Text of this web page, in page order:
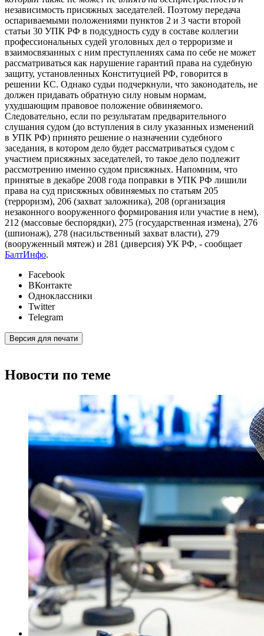
независимость присяжных заседателей. Поэтому передача
оспариваемыми положениями пунктов 2 и 3 части второй
статьи 30 УПК РФ в подсудность суду в составе коллегии
профессиональных судей уголовных дел о терроризме и
взаимосвязанных с ним преступлениях сама по себе не может
рассматриваться как нарушение гарантий права на судебную
защиту, установленных Конституцией РФ, говорится в
решении КС. Однако судьи подчеркнули, что законодатель, не
должен придавать обратную силу новым нормам,
ухудшающим правовое положение обвиняемого.
Следовательно, если по результатам предварительного
слушания судом (до вступления в силу указанных изменений
в УПК РФ) принято решение о назначении судебного
заседания, в котором дело будет рассматриваться судом с
участием присяжных заседателей, то такое дело подлежит
рассмотрению именно судом присяжных. Напомним, что
принятые в декабре 2008 года поправки в УПК РФ лишили
права на суд присяжных обвиняемых по статьям 205
(терроризм), 206 (захват заложника), 208 (организация
незаконного вооруженного формирования или участие в нем),
212 (массовые беспорядки), 275 (государственная измена), 276
(шпионаж), 278 (насильственный захват власти), 279
(вооруженный мятеж) и 281 (диверсия) УК РФ, - сообщает
БалтИнфо.
Facebook
ВКонтакте
Одноклассники
Twitter
Telegram
Версия для печати
Новости по теме